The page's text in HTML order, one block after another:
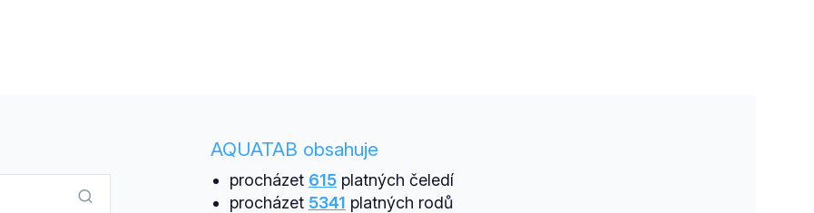
AQUATAB obsahuje
procházet 615platných čeledí
procházet 5341 platných rodů